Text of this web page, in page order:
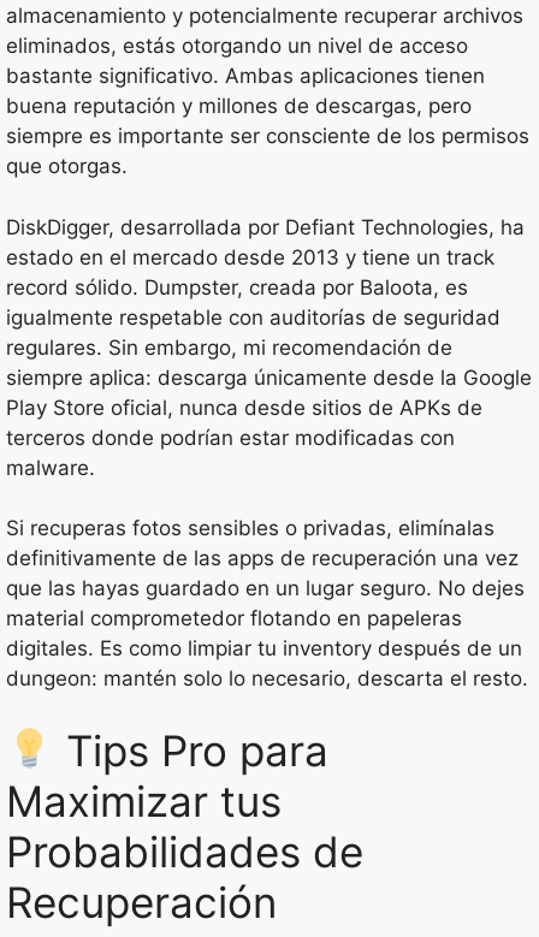
almacenamiento y potencialmente recuperar archivos
eliminados, estás otorgando un nivel de acceso
bastante significativo. Ambas aplicaciones tienen
buena reputación y millones de descargas, pero
siempre es importante ser consciente de los permisos
que otorgas.
DiskDigger, desarrollada por Defiant Technologies, ha
estado en el mercado desde 2013 y tiene un track
record sólido. Dumpster, creada por Baloota, es
igualmente respetable con auditorías de seguridad
regulares. Sin embargo, mi recomendación de
siempre aplica: descarga únicamente desde la Google
Play Store oficial, nunca desde sitios de APKs de
terceros donde podrían estar modificadas con
malware.
Si recuperas fotos sensibles o privadas, elimínalas
definitivamente de las apps de recuperación una vez
que las hayas guardado en un lugar seguro. No dejes
material comprometedor flotando en papeleras
digitales. Es como limpiar tu inventory después de un
dungeon: mantén solo lo necesario, descarta el resto.
Tips Pro para
Maximizar tus
Probabilidades de
Recuperación